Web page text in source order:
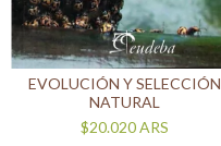
EVOLUCIÓN Y SELECCIÓN
NATURAL
$20.020ARS